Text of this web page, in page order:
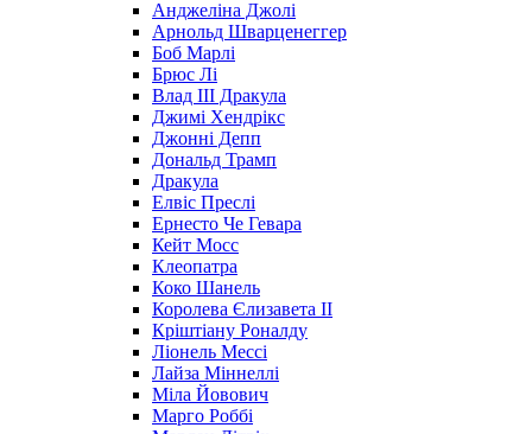
Анджеліна Джолі
Арнольд Шварценеггер
Боб Марлі
Брюс Лі
Влад III Дракула
Джимі Хендрікс
Джонні Депп
Дональд Трамп
Дракула
Елвіс Преслі
Ернесто Че Гевара
Кейт Мосс
Клеопатра
Коко Шанель
Королева Єлизавета ІІ
Кріштіану Роналду
Ліонель Мессі
Лайза Міннеллі
Міла Йовович
Марго Роббі